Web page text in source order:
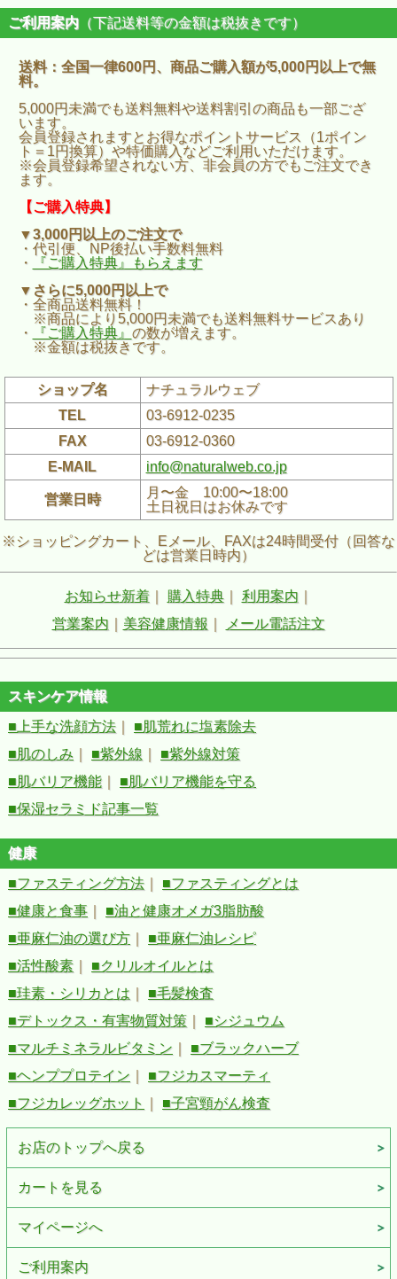
ご利用案内 （下記送料等の金額は税抜きです）
送料：全国一律600円、商品ご購入額が5,000円以上で無
料。
5,000円未満でも送料無料や送料割引の商品も一部ござ
います。
会員登録されますとお得なポイントサービス（1ポイン
ト＝1円換算）や特価購入などご利用いただけます。
※会員登録希望されない方、非会員の方でもご注文でき
ます。
【ご購入特典】
▼3,000円以上のご注文で
・代引便、NP後払い手数料無料
・
『ご購入特典』もらえます
▼さらに5,000円以上で
・全商品送料無料！
※商品により5,000円未満でも送料無料サービスあり
・
『ご購入特典』 の数が増えます。
※金額は税抜きです。
ショップ名
ナチュラルウェブ
TEL
03-6912-0235
FAX
03-6912-0360
E-MAIL
info@naturalweb.co.jp
営業日時
月〜金 10:00〜18:00
土日祝日はお休みです
※ショッピングカート、Eメール、FAXは24時間受付（回答な
どは営業日時内）
お知らせ新着｜ 購入特典｜ 利用案内
営業案内
美容健康情報 メール電話注文
スキンケア情報
■上手な洗顔方法
■肌荒れに塩素除去
■肌のしみ
■紫外線
■紫外線対策
■肌バリア機能
■肌バリア機能を守る
■保湿セラミド記事一覧
健康
■ファスティング方法
■ファスティングとは
■健康と食事
■油と健康オメガ3脂肪酸
■亜麻仁油の選び方
■亜麻仁油レシピ
■活性酸素
■クリルオイルとは
■珪素・シリカとは
■毛髪検査
■デトックス・有害物質対策
■シジュウム
■マルチミネラルビタミン
■ブラックハーブ
■ヘンププロテイン
■フジカスマーティ
■フジカレッグホット
■子宮頸がん検査
お店のトップへ戻る
カートを見る
マイページへ
ご利用案内